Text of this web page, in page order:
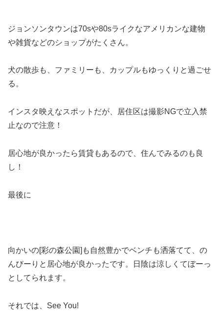
ジョンソンタウンは70sや80sライクなアメリカンな建物
や雑貨などのショップがたくさん。
犬の散歩も、ファミリーも、カップルもゆっくりと過ごせ
る。
インスタ映えなスポットだが、居住区は撮影NGで立入禁
止なので注意！
居心地が良かったら賃貸もあるので、住んでみるのも良
し！
最後に
向かいの[彩の森公園]も自然豊かでベンチも洒落てて、の
んびーりと居心地が良かったです。日陰は涼しくてぼーっ
としてられます。
それでは、See You!